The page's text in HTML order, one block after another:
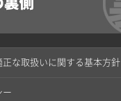
な取扱いに関する基本方針
ー